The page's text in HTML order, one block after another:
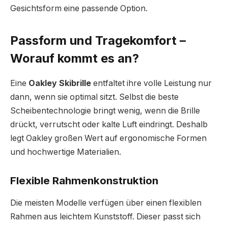
Gesichtsform eine passende Option.
Passform und Tragekomfort –
Worauf kommt es an?
Eine Oakley Skibrille entfaltet ihre volle Leistung nur
dann, wenn sie optimal sitzt. Selbst die beste
Scheibentechnologie bringt wenig, wenn die Brille
drückt, verrutscht oder kalte Luft eindringt. Deshalb
legt Oakley großen Wert auf ergonomische Formen
und hochwertige Materialien.
Flexible Rahmenkonstruktion
Die meisten Modelle verfügen über einen flexiblen
Rahmen aus leichtem Kunststoff. Dieser passt sich